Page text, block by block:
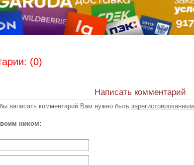
(0)
Написать комментарий
написать комментарий Вам нужно быть зарегистрированным
ником: